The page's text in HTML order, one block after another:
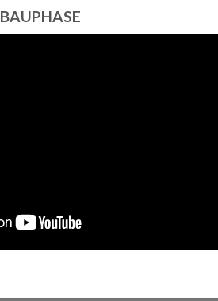
BAUPHASE